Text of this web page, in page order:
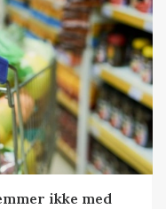
ikke med